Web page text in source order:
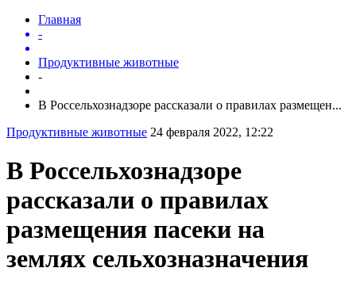
Главная
-
Продуктивные животные
-
В Россельхознадзоре рассказали о правилах размещен...
Продуктивные животные 24 февраля 2022, 12:22
В Россельхознадзоре
рассказали о правилах
размещения пасеки на
землях сельхозназначения